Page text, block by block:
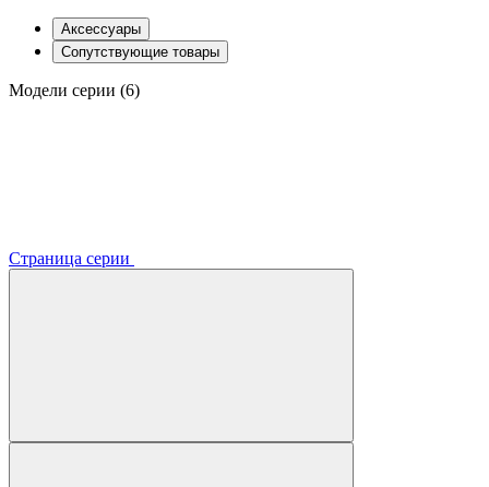
Аксессуары
Сопутствующие товары
Модели серии (6)
Страница серии